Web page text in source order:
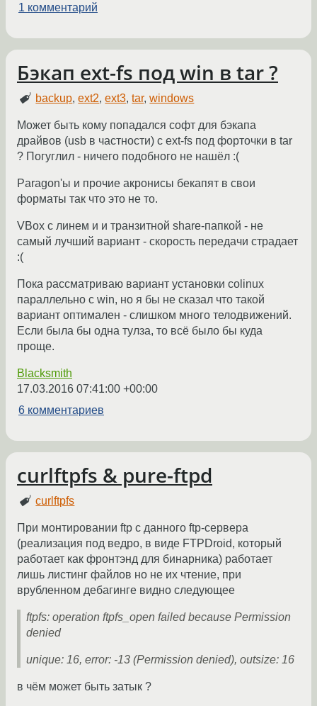
1 комментарий
Бэкап ext-fs под win в tar ?
backup,ext2,ext3,tar,windows
Может быть кому попадался софт для бэкапа
драйвов (usb в частности) с ext-fs под форточки в tar
? Погуглил - ничего подобного не нашёл :(
Paragon'ы и прочие акронисы бекапят в свои
форматы так что это не то.
VBox с линем и и транзитной share-папкой - не
самый лучший вариант - скорость передачи страдает
:(
Пока рассматриваю вариант установки colinux
параллельно с win, но я бы не сказал что такой
вариант оптимален - слишком много телодвижений.
Если была бы одна тулза, то всё было бы куда
проще.
Blacksmith
17.03.2016 07:41:00 +00:00
6 комментариев
curlftpfs & pure-ftpd
curlftpfs
При монтировании ftp с данного ftp-сервера
(реализация под ведро, в виде FTPDroid, который
работает как фронтэнд для бинарника) работает
лишь листинг файлов но не их чтение, при
врубленном дебагинге видно следующее
ftpfs: operation ftpfs_open failed because Permission
denied
unique: 16, error: -13 (Permission denied), outsize: 16
в чём может быть затык ?